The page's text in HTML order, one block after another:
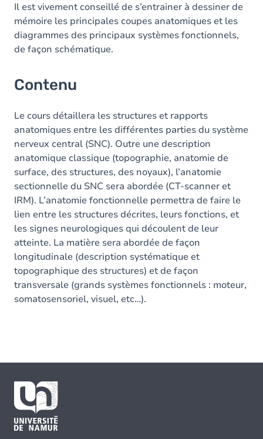
Il est vivement conseillé de s’entrainer à dessiner de
mémoire les principales coupes anatomiques et les
diagrammes des principaux systèmes fonctionnels,
de façon schématique.
Contenu
Le cours détaillera les structures et rapports
anatomiques entre les différentes parties du système
nerveux central (SNC). Outre une description
anatomique classique (topographie, anatomie de
surface, des structures, des noyaux), l’anatomie
sectionnelle du SNC sera abordée (CT-scanner et
IRM). L’anatomie fonctionnelle permettra de faire le
lien entre les structures décrites, leurs fonctions, et
les signes neurologiques qui découlent de leur
atteinte. La matière sera abordée de façon
longitudinale (description systématique et
topographique des structures) et de façon
transversale (grands systèmes fonctionnels : moteur,
somatosensoriel, visuel, etc…).